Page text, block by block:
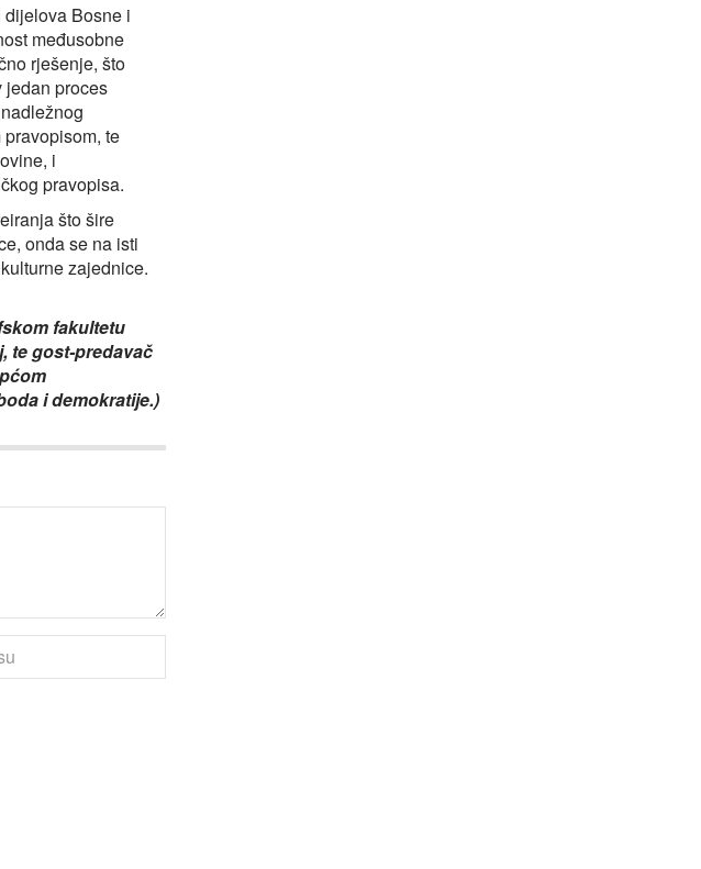
Bosne i
međusobne
rješenje, što
jedan proces
te
i
pravopisa.
što šire
onda se na isti
zajednice.
fakultetu
te gost-predavač
i demokratije.)